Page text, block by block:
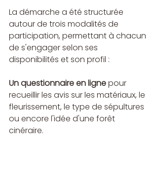
La démarche a été structurée
autour de trois modalités de
participation, permettant à chacun
de s'engager selon ses
disponibilités et son profil :
Un questionnaire en ligne pour
recueillir les avis sur les matériaux, le
fleurissement, le type de sépultures
ou encore l'idée d'une forêt
cinéraire.